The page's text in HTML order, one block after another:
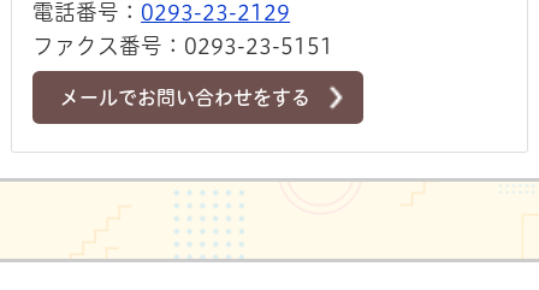
電話番号： 0293-23-2129
ファクス番号：0293-23-5151
メールでお問い合わせをする